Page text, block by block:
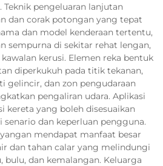
pengeluaran lanjutan
dan corak potongan yang tepat
dan model kenderaan tertentu,
sempurna di sekitar rehat lengan,
kerusi. Elemen reka bentuk
diperkukuh pada titik tekanan,
gelincir, dan zon pengudaraan
pengaliran udara. Aplikasi
kereta yang boleh disesuaikan
dan keperluan pengguna.
mendapat manfaat besar
dan tahan calar yang melindungi
bulu, dan kemalangan. Keluarga